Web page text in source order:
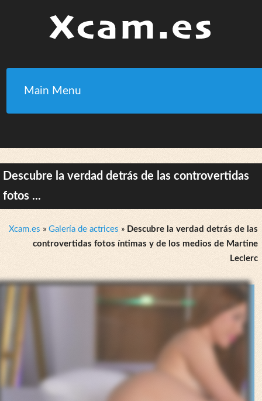
Main Menu
Descubre la verdad detrás de las controvertidas
fotos ...
Xcam.es » Galería de actrices » Descubre la verdad detrás de las
controvertidas fotos íntimas y de los medios de Martine
Leclerc